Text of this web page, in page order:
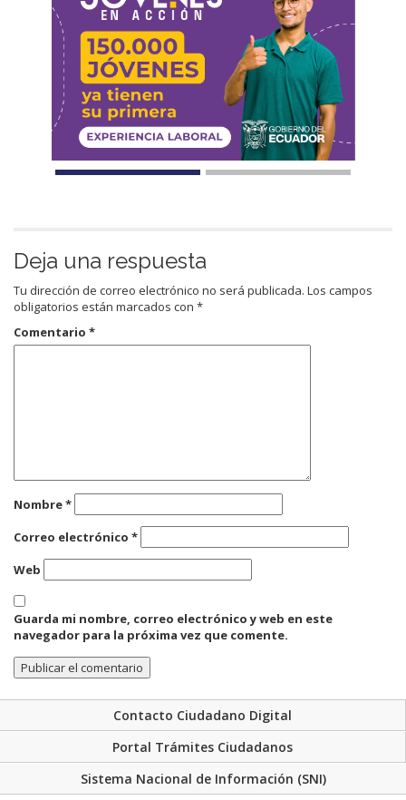
Deja una respuesta
Tu dirección de correo electrónico no será publicada. Los campos
obligatorios están marcados con *
Comentario *
Nombre*
Correo electrónico *
Web
Guarda mi nombre, correo electrónico y web en este
navegador para la próxima vez que comente.
Contacto Ciudadano Digital
Portal Trámites Ciudadanos
Sistema Nacional de Información (SNI)